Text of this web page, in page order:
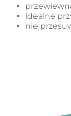
idealne
nie